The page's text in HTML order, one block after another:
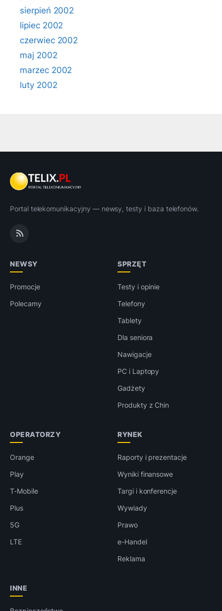
sierpień 2002
lipiec 2002
czerwiec 2002
maj 2002
marzec 2002
luty 2002
Portal telekomunikacyjny — newsy, testy i baza telefonów.
NEWSY
Promocje
Polecamy
SPRZĘT
Testy i opinie
Telefony
Tablety
Dla seniora
Nawigacje
PC i Laptopy
Gadżety
Produkty z Chin
OPERATORZY
Orange
Play
T-Mobile
Plus
5G
LTE
RYNEK
Raporty i prezentacje
Wyniki finansowe
Targi i konferencje
Wywiady
Prawo
e-Handel
Reklama
INNE